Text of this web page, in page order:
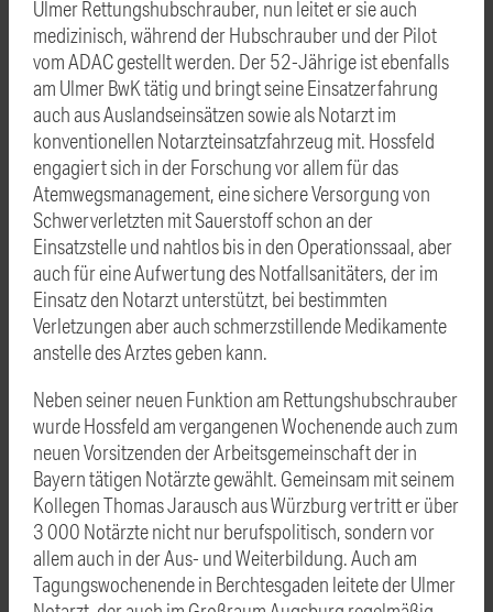
Ulmer Rettungshubschrauber, nun leitet er sie auch
medizinisch, während der Hubschrauber und der Pilot
vom ADAC gestellt werden. Der 52-Jährige ist ebenfalls
am Ulmer BwK tätig und bringt seine Einsatzerfahrung
auch aus Auslandseinsätzen sowie als Notarzt im
konventionellen Notarzteinsatzfahrzeug mit. Hossfeld
engagiert sich in der Forschung vor allem für das
Atemwegsmanagement, eine sichere Versorgung von
Schwerverletzten mit Sauerstoff schon an der
Einsatzstelle und nahtlos bis in den Operationssaal, aber
auch für eine Aufwertung des Notfallsanitäters, der im
Einsatz den Notarzt unterstützt, bei bestimmten
Verletzungen aber auch schmerzstillende Medikamente
anstelle des Arztes geben kann.
Neben seiner neuen Funktion am Rettungshubschrauber
wurde Hossfeld am vergangenen Wochenende auch zum
neuen Vorsitzenden der Arbeitsgemeinschaft der in
Bayern tätigen Notärzte gewählt. Gemeinsam mit seinem
Kollegen Thomas Jarausch aus Würzburg vertritt er über
3 000 Notärzte nicht nur berufspolitisch, sondern vor
allem auch in der Aus- und Weiterbildung. Auch am
Tagungswochenende in Berchtesgaden leitete der Ulmer